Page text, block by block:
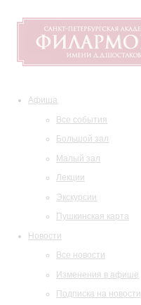
Афиша
Все события
Большой зал
Малый зал
Лекции
Экскурсии
Пушкинская карта
Новости
Все новости
Изменения в афише
Подписка на новости